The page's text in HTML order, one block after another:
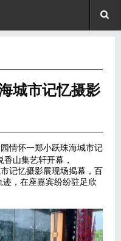
城市记忆摄影
情怀一郑小跃珠海城市记
山集艺轩开幕，
记忆摄影展现场揭幕，百
，在座嘉宾纷纷驻足欣